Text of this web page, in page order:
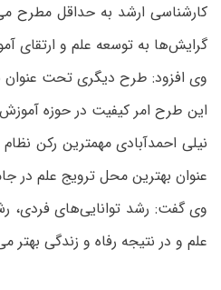
کارشناسی ارشد به حداقل مطرح
گرایش‌ها به توسعه علم و ارتقای
وی افزود: طرح دیگری تحت عنوان
این طرح امر کیفیت در حوزه
نیلی احمدآبادی مهمترین رکن
عنوان بهترین محل ترویج علم در
وی گفت: رشد توانایی‌های فردی،
علم و در نتیجه رفاه و زندگی